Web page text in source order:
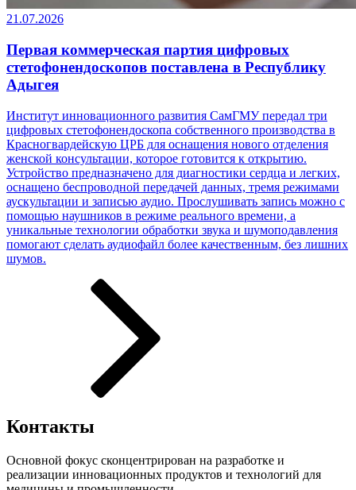
21.07.2026
Первая коммерческая партия цифровых
стетофонендоскопов поставлена в Республику
Адыгея
Институт инновационного развития СамГМУ передал три
цифровых стетофонендоскопа собственного производства в
Красногвардейскую ЦРБ для оснащения нового отделения
женской консультации, которое готовится к открытию.
Устройство предназначено для диагностики сердца и легких,
оснащено беспроводной передачей данных, тремя режимами
аускультации и записью аудио. Прослушивать запись можно с
помощью наушников в режиме реального времени, а
уникальные технологии обработки звука и шумоподавления
помогают сделать аудиофайл более качественным, без лишних
шумов.
Контакты
Основной фокус сконцентрирован на разработке и
реализации инновационных продуктов и технологий для